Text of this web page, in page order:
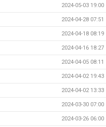
2024-05-03 19:00
2024-04-28 07:51
2024-04-18 08:19
2024-04-16 18:27
2024-04-05 08:11
2024-04-02 19:43
2024-04-02 13:33
2024-03-30 07:00
2024-03-26 06:00